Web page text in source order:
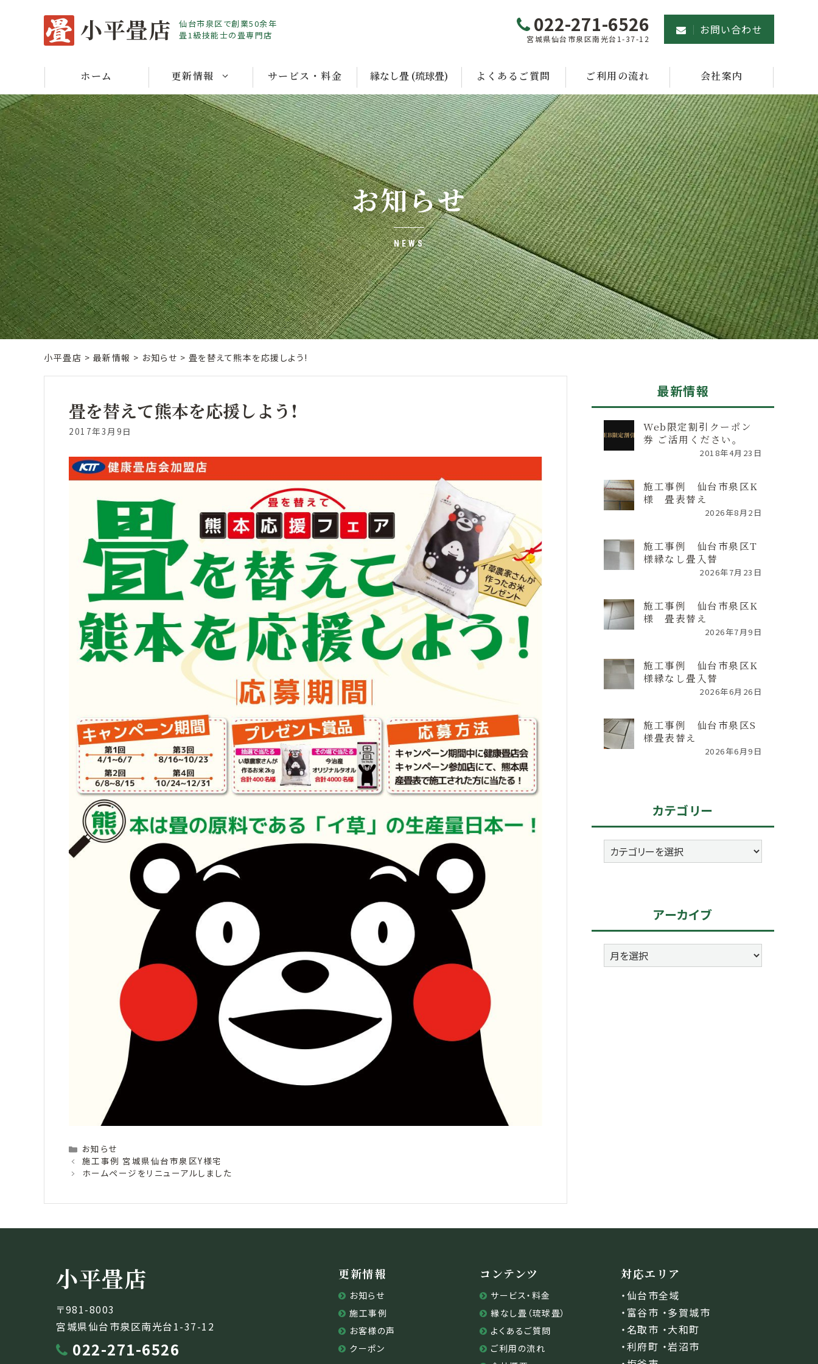
小平畳店
仙台市泉区で創業50余年
畳1級技能士の畳専門店
022-271-6526
宮城県仙台市泉区南光台1-37-12
お問い合わせ
ホーム 更新情報 サービス・料金 縁なし畳 (琉球畳) よくあるご質問 ご利用の流れ 会社案内
お知らせ
NEWS
小平畳店 > 最新情報 > お知らせ > 畳を替えて熊本を応援しよう!
畳を替えて熊本を応援しよう!
2017年3月9日
Categories
お知らせ
施工事例 宮城県仙台市泉区Y様宅
ホームページをリニューアルしました
最新情報
Web限定割引クーポン
券 ご活用ください。
2018年4月23日
施工事例 仙台市泉区K
様 畳表替え
2026年8月2日
施工事例 仙台市泉区T
様縁なし畳入替
2026年7月23日
施工事例 仙台市泉区K
様 畳表替え
2026年7月9日
施工事例 仙台市泉区K
様縁なし畳入替
2026年6月26日
施工事例 仙台市泉区S
様畳表替え
2026年6月9日
カテゴリー
カ
テ
アーカイブ
ア
ー
小平畳店
〒981-8003
宮城県仙台市泉区南光台1-37-12
022-271-6526
更新情報
お知らせ
施工事例
お客様の声
クーポン
コンテンツ
サービス・料金
縁なし畳（琉球畳）
よくあるご質問
ご利用の流れ
対応エリア
・仙台市全域
・富谷市 ・多賀城市
・名取市 ・大和町
・利府町 ・岩沼市